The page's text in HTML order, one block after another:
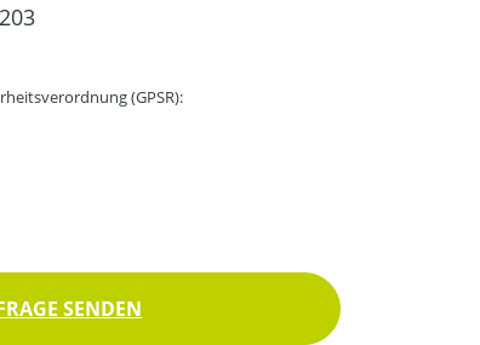
(GPSR):
SENDEN